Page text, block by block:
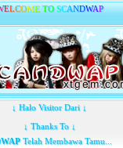
ELCOME TO SCANDWAP
↓ Halo Visitor Dari ↓
↓ Thanks To ↓
Telah Membawa Tamu...